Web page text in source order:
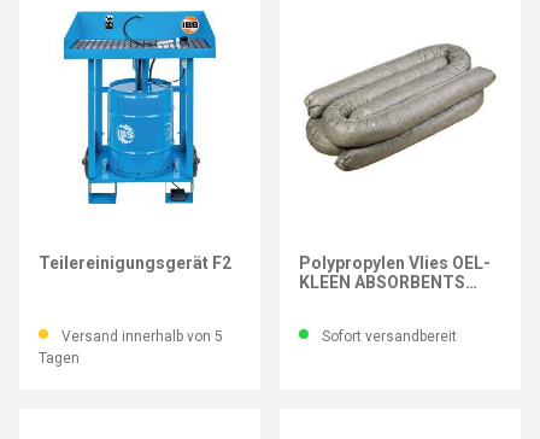
Teilereinigungsgerät F2
Versand innerhalb von 5
Tagen
Polypropylen Vlies OEL-
KLEEN ABSORBENTS
Sofort versandbereit